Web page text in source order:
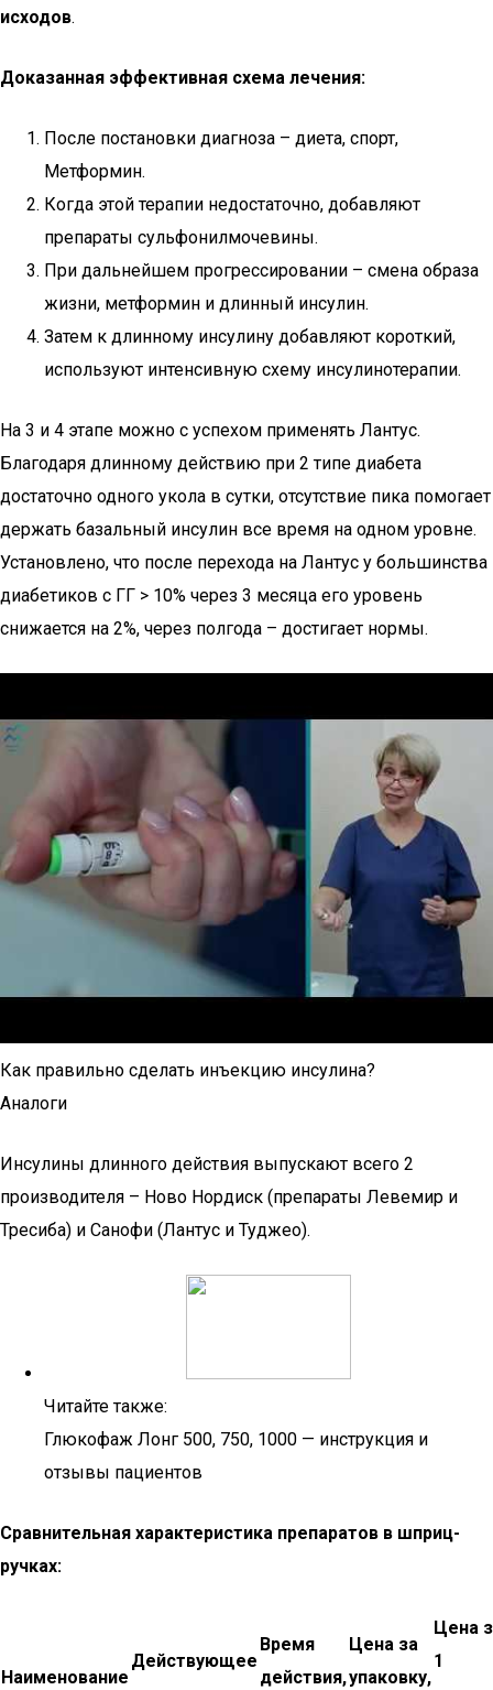
исходов.
Доказанная эффективная схема лечения:
После постановки диагноза – диета, спорт,
Метформин.
Когда этой терапии недостаточно, добавляют
препараты сульфонилмочевины.
При дальнейшем прогрессировании – смена образа
жизни, метформин и длинный инсулин.
Затем к длинному инсулину добавляют короткий,
используют интенсивную схему инсулинотерапии.
На 3 и 4 этапе можно с успехом применять Лантус.
Благодаря длинному действию при 2 типе диабета
достаточно одного укола в сутки, отсутствие пика помогает
держать базальный инсулин все время на одном уровне.
Установлено, что после перехода на Лантус у большинства
диабетиков с ГГ > 10% через 3 месяца его уровень
снижается на 2%, через полгода – достигает нормы.
Как правильно сделать инъекцию инсулина?
Аналоги
Инсулины длинного действия выпускают всего 2
производителя – Ново Нордиск (препараты Левемир и
Тресиба) и Санофи (Лантус и Туджео).
Читайте также:
Глюкофаж Лонг 500, 750, 1000 — инструкция и
отзывы пациентов
Сравнительная характеристика препаратов в шприц-
ручках:
Наименование
Действующее
Время
действия,
Цена за
упаковку,
Цена
1